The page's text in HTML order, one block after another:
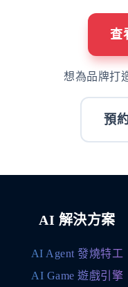
查
想為品牌打
預
AI 解決方案
AI Agent 發燒特工
AI Game 遊戲引擎